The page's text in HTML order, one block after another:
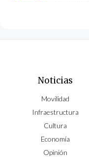
Noticias
Movilidad
Infraestructura
Cultura
Economía
Opinión